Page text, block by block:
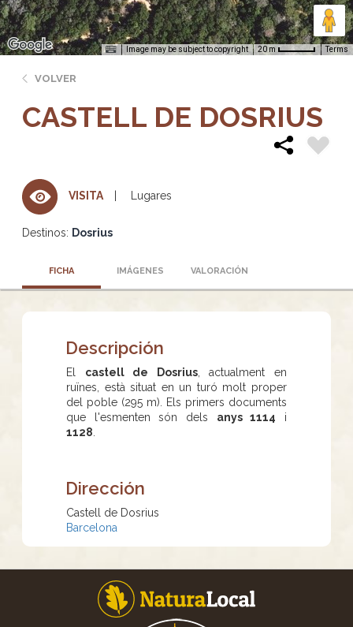
Image may be subject to copyright 20 m Terms
VOLVER
CASTELL DE DOSRIUS
VISITA Lugares
Destinos: Dosrius
FICHA IMÁGENES VALORACIÓN
Descripción
El castell de Dosrius, actualment en
ruïnes, està situat en un turó molt proper
del poble (295 m). Els primers documents
que l'esmenten són dels anys 1114 i
1128
Dirección
Castell de Dosrius
Barcelona